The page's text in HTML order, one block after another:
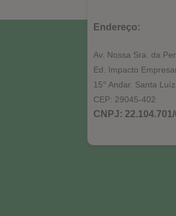
Endereço:
Av. Nossa Sra. da
Ed. Impacto
15° Andar. Santa
CEP: 29045-402
CNPJ: